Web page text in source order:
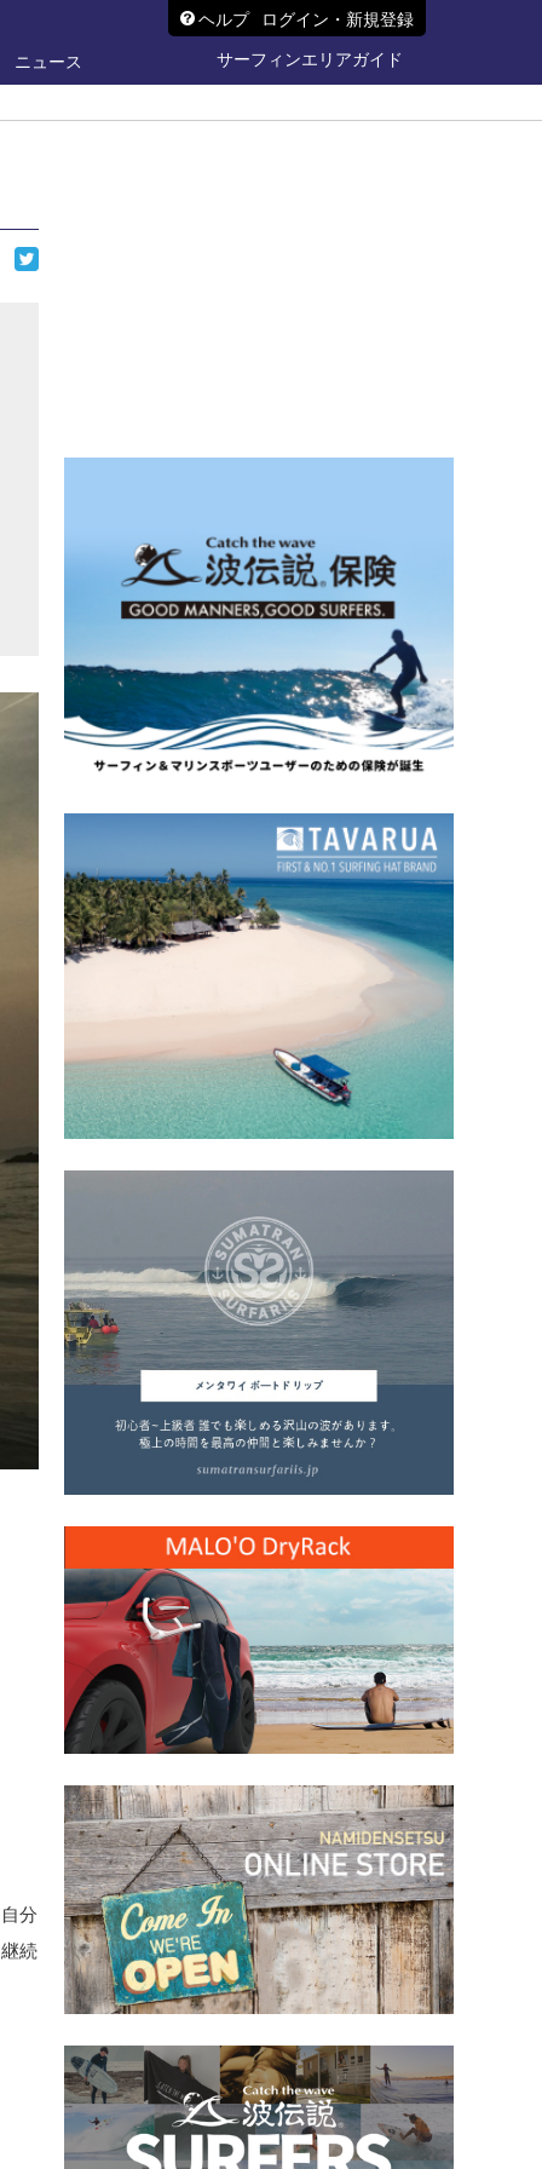
ヘルプ ログイン・新規登録
ニュース
サーフィンエリアガイド
分
続